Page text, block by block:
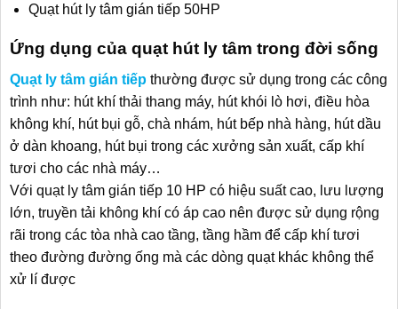
Quạt hút ly tâm gián tiếp 50HP
Ứng dụng của quạt hút ly tâm trong đời sống
Quạt ly tâm gián tiếp thường được sử dụng trong các công
trình như: hút khí thải thang máy, hút khói lò hơi, điều hòa
không khí, hút bụi gỗ, chà nhám, hút bếp nhà hàng, hút dầu
ở dàn khoang, hút bụi trong các xưởng sản xuất, cấp khí
tươi cho các nhà máy…
Với quạt ly tâm gián tiếp 10 HP có hiệu suất cao, lưu lượng
lớn, truyền tải không khí có áp cao nên được sử dụng rộng
rãi trong các tòa nhà cao tầng, tầng hầm để cấp khí tươi
theo đường đường ống mà các dòng quạt khác không thể
xử lí được